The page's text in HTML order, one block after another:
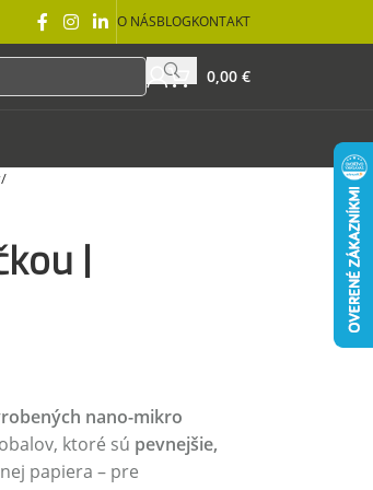
O NÁSBLOGKONTAKT
0,00 €
/
|
nano-mikro
ktoré sú pevnejšie,
papiera – pre